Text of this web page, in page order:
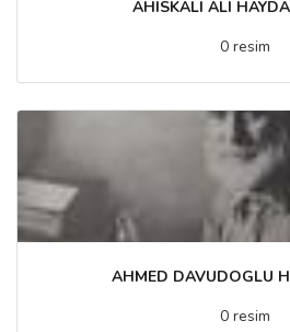
AHISKALI ALI
0 resim
AHMED DAVUDOGLU
0 resim